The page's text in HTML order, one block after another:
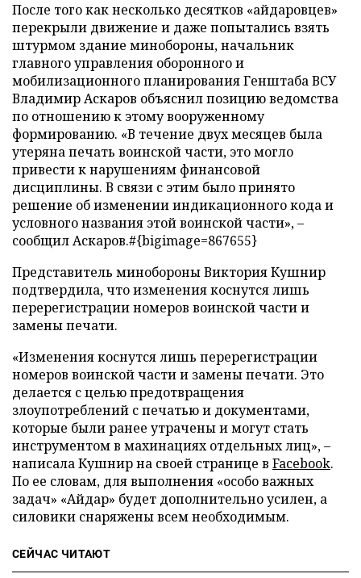
После того как несколько десятков «айдаровцев»
перекрыли движение и даже попытались взять
штурмом здание минобороны, начальник
главного управления оборонного и
мобилизационного планирования Генштаба ВСУ
Владимир Аскаров объяснил позицию ведомства
по отношению к этому вооруженному
формированию. «В течение двух месяцев была
утеряна печать воинской части, это могло
привести к нарушениям финансовой
дисциплины. В связи с этим было принято
решение об изменении индикационного кода и
условного названия этой воинской части», –
сообщил Аскаров.#{bigimage=867655}
Представитель минобороны Виктория Кушнир
подтвердила, что изменения коснутся лишь
перерегистрации номеров воинской части и
замены печати.
«Изменения коснутся лишь перерегистрации
номеров воинской части и замены печати. Это
делается с целью предотвращения
злоупотреблений с печатью и документами,
которые были ранее утрачены и могут стать
инструментом в махинациях отдельных лиц», –
написала Кушнир на своей странице в Facebook.
По ее словам, для выполнения «особо важных
задач» «Айдар» будет дополнительно усилен, а
силовики снаряжены всем необходимым.
СЕЙЧАС ЧИТАЮТ